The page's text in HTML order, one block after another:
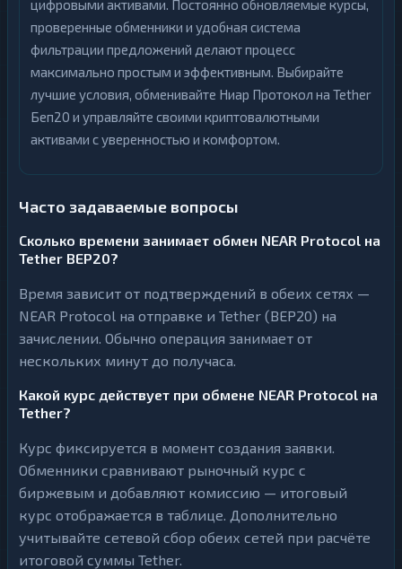
цифровыми активами. Постоянно обновляемые курсы,
проверенные обменники и удобная система
фильтрации предложений делают процесс
максимально простым и эффективным. Выбирайте
лучшие условия, обменивайте Ниар Протокол на Tether
Беп20 и управляйте своими криптовалютными
активами с уверенностью и комфортом.
Часто задаваемые вопросы
Сколько времени занимает обмен NEAR Protocol на
Tether BEP20?
Время зависит от подтверждений в обеих сетях —
NEAR Protocol на отправке и Tether (BEP20) на
зачислении. Обычно операция занимает от
нескольких минут до получаса.
Какой курс действует при обмене NEAR Protocol на
Tether?
Курс фиксируется в момент создания заявки.
Обменники сравнивают рыночный курс с
биржевым и добавляют комиссию — итоговый
курс отображается в таблице. Дополнительно
учитывайте сетевой сбор обеих сетей при расчёте
итоговой суммы Tether.